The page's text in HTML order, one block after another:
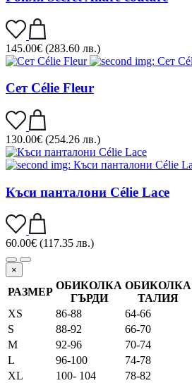
145.00€ (283.60 лв.)
Сет Célie Fleur
130.00€ (254.26 лв.)
Къси панталони Célie Lace
60.00€ (117.35 лв.)
×
РАЗМЕР
ОБИКОЛКА
ГЪРДИ
ОБИКОЛКА
ТАЛИЯ
XS
86-88 64-66
S
88-92 66-70
M
92-96 70-74
L
96-100 74-78
XL
100- 104 78-82